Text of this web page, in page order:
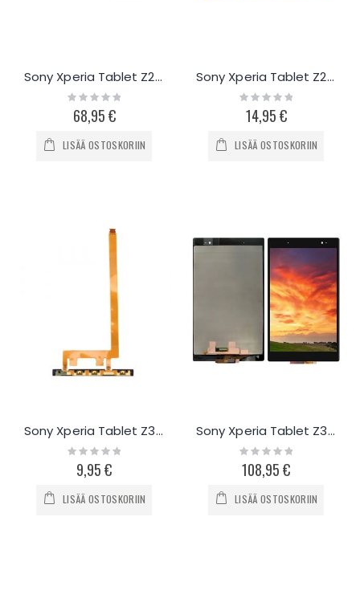
Sony Xperia Tablet Z2 näyttö ja kosketuspaneeli
Rating:
0%
68,95 €
LISÄÄ OSTOSKORIIN
Sony Xperia Tablet Z2 takakamera
Rating:
0%
14,95 €
LISÄÄ OSTOSKORIIN
Sony Xperia Tablet Z3 äänenvoimakkuus- ja virta flex-kaapeli
Rating:
0%9,95 €
LISÄÄ OSTOSKORIIN
Sony Xperia Tablet Z3 näyttö ja kosketuspaneeli
Rating:
0%
108,95 €
LISÄÄ OSTOSKORIIN